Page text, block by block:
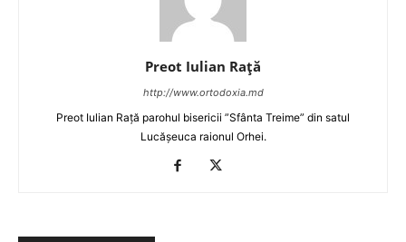
Preot Iulian Raţă
http://www.ortodoxia.md
Preot Iulian Rață parohul bisericii ”Sfânta Treime” din satul
Lucășeuca raionul Orhei.